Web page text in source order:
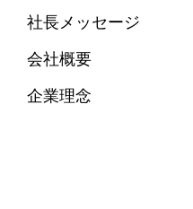
社長メッセージ
会社概要
企業理念